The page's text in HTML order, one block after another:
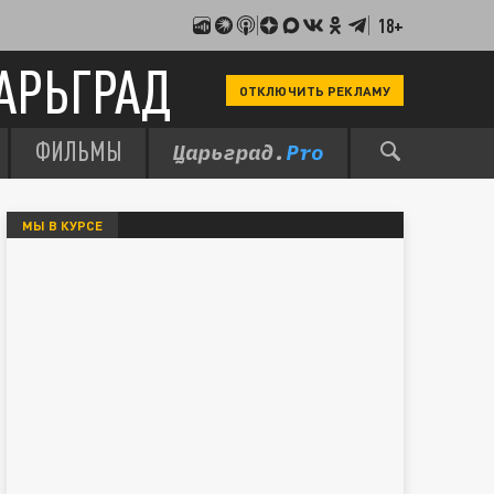
18+
ОТКЛЮЧИТЬ РЕКЛАМУ
ФИЛЬМЫ
МЫ В КУРСЕ